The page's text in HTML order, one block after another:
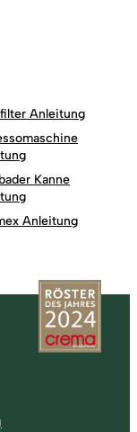
Anleitung
Kanne
Anleitung